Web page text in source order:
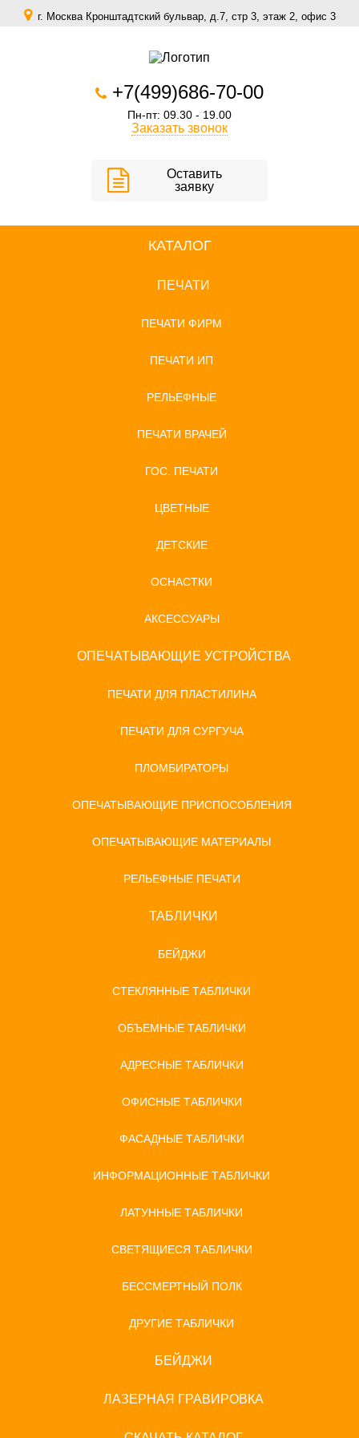
г. Москва Кронштадтский бульвар, д.7, стр 3, этаж 2, офис 3
+7(499)686-70-00
Пн-пт: 09.30 - 19.00
Заказать звонок
Оставить
заявку
КАТАЛОГ
ПЕЧАТИ
ПЕЧАТИ ФИРМ
ПЕЧАТИ ИП
РЕЛЬЕФНЫЕ
ПЕЧАТИ ВРАЧЕЙ
ГОС. ПЕЧАТИ
ЦВЕТНЫЕ
ДЕТСКИЕ
ОСНАСТКИ
АКСЕССУАРЫ
ОПЕЧАТЫВАЮЩИЕ УСТРОЙСТВА
ПЕЧАТИ ДЛЯ ПЛАСТИЛИНА
ПЕЧАТИ ДЛЯ СУРГУЧА
ПЛОМБИРАТОРЫ
ОПЕЧАТЫВАЮЩИЕ ПРИСПОСОБЛЕНИЯ
ОПЕЧАТЫВАЮЩИЕ МАТЕРИАЛЫ
РЕЛЬЕФНЫЕ ПЕЧАТИ
ТАБЛИЧКИ
БЕЙДЖИ
СТЕКЛЯННЫЕ ТАБЛИЧКИ
ОБЪЕМНЫЕ ТАБЛИЧКИ
АДРЕСНЫЕ ТАБЛИЧКИ
ОФИСНЫЕ ТАБЛИЧКИ
ФАСАДНЫЕ ТАБЛИЧКИ
ИНФОРМАЦИОННЫЕ ТАБЛИЧКИ
ЛАТУННЫЕ ТАБЛИЧКИ
СВЕТЯЩИЕСЯ ТАБЛИЧКИ
БЕССМЕРТНЫЙ ПОЛК
ДРУГИЕ ТАБЛИЧКИ
БЕЙДЖИ
ЛАЗЕРНАЯ ГРАВИРОВКА